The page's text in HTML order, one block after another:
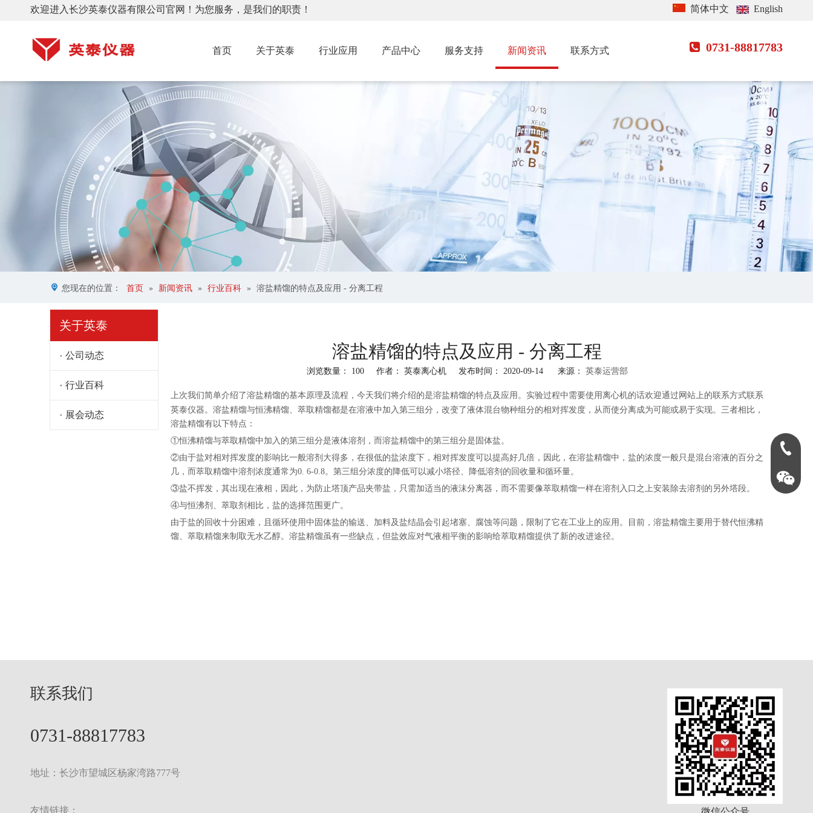
欢迎进入长沙英泰仪器有限公司官网！为您服务，是我们的职责！ 简体中文 English
首页 关于英泰 行业应用 产品中心 服务支持 新闻资讯 联系方式 0731-88817783
您现在的位置： 首页 » 新闻资讯 » 行业百科 » 溶盐精馏的特点及应用 - 分离工程
关于英泰
公司动态
行业百科
展会动态
溶盐精馏的特点及应用 - 分离工程
浏览数量： 100作者： 英泰离心机 发布时间： 2020-09-14 来源： 英泰运营部
["facebook","twitter","line","wechat","linkedin","pinterest","whatsapp"]
上次我们简单介绍了溶盐精馏的基本原理及流程 ，今天我们将介绍的是溶盐精馏的特点及应用。实验过程中需要使用离心机的话欢迎通过网站上的联系方式联系
英泰仪器。溶盐精馏与恒沸精馏、萃取精馏都是在溶液中加入第三组分，改变了液体混台物种组分的相对挥发度，从而使分离成为可能或易于实现。三者相比，
溶盐精馏有以下特点：
①恒沸精馏与萃取精馏中加入的第三组分是液体溶剂，而溶盐精馏中的第三组分是固体盐。
②由于盐对相对挥发度的影响比一般溶剂大得多，在很低的盐浓度下，相对挥发度可以提高好几倍，因此，在溶盐精馏中，盐的浓度一般只是混台溶液的百分之
几，而萃取精馏中溶剂浓度通常为0. 6-0.8。第三组分浓度的降低可以减小塔径、降低溶剂的回收量和循环量。
③盐不挥发，其出现在液相，因此，为防止塔顶产品夹带盐，只需加适当的液沫分离器，而不需要像萃取精馏一样在溶剂入口之上安装除去溶剂的另外塔段。
④与恒沸剂、萃取剂相比，盐的选择范围更广。
由于盐的回收十分困难，且循环使用中固体盐的输送、加料及盐结晶会引起堵塞、腐蚀等问题，限制了它在工业上的应用。目前，溶盐精馏主要用于替代恒沸精
馏、萃取精馏来制取无水乙醇。溶盐精馏虽有一些缺点，但盐效应对气液相平衡的影响给萃取精馏提供了新的改进途径。
0731-
联系我们
0731-88817783
地址：长沙市望城区杨家湾路777号
友情链接：